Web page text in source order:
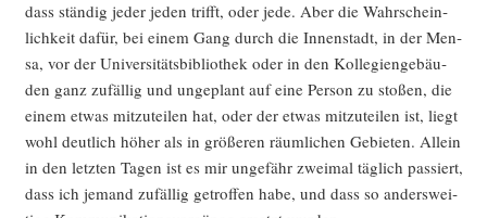
dass stän­dig jeder jeden trifft, oder jede. Aber die Wahr­schein­
lich­keit dafür, bei einem Gang durch die Innen­stadt, in der Men­
sa, vor der Uni­ver­si­täts­bi­blio­thek oder in den Kol­le­gi­en­ge­bäu­
den ganz zufäl­lig und unge­plant auf eine Per­son zu sto­ßen, die
einem etwas mit­zu­tei­len hat, oder der etwas mit­zu­tei­len ist, liegt
wohl deut­lich höher als in grö­ße­ren räum­li­chen Gebie­ten. Allein
in den letz­ten Tagen ist es mir unge­fähr zwei­mal täg­lich pas­siert,
dass ich jemand zufäl­lig getrof­fen habe, und dass so anders­wei­